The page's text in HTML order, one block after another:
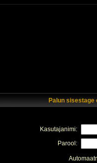
Palun sisestage
Kasutajanimi:
Parool: